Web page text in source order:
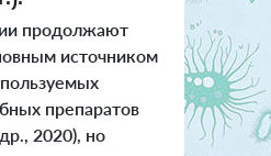
продолжают
источником
препаратов
2020), но